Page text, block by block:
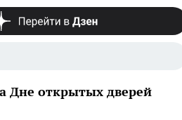
Дне открытых дверей